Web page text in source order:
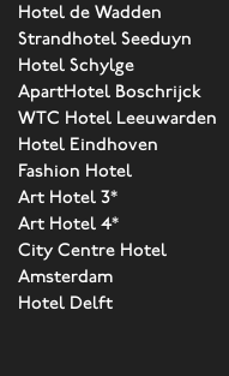
Hotel de Wadden
Strandhotel Seeduyn
Hotel Schylge
ApartHotel Boschrijck
WTC Hotel Leeuwarden
Hotel Eindhoven
Fashion Hotel
Art Hotel 3*
Art Hotel 4*
City Centre Hotel
Amsterdam
Hotel Delft